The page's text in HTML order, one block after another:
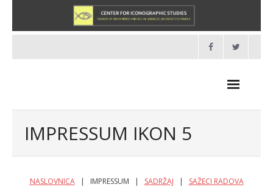
content
IMPRESSUM IKON 5
NASLOVNICA| IMPRESSUM | SADRŽAJ | SAŽECI RADOVA